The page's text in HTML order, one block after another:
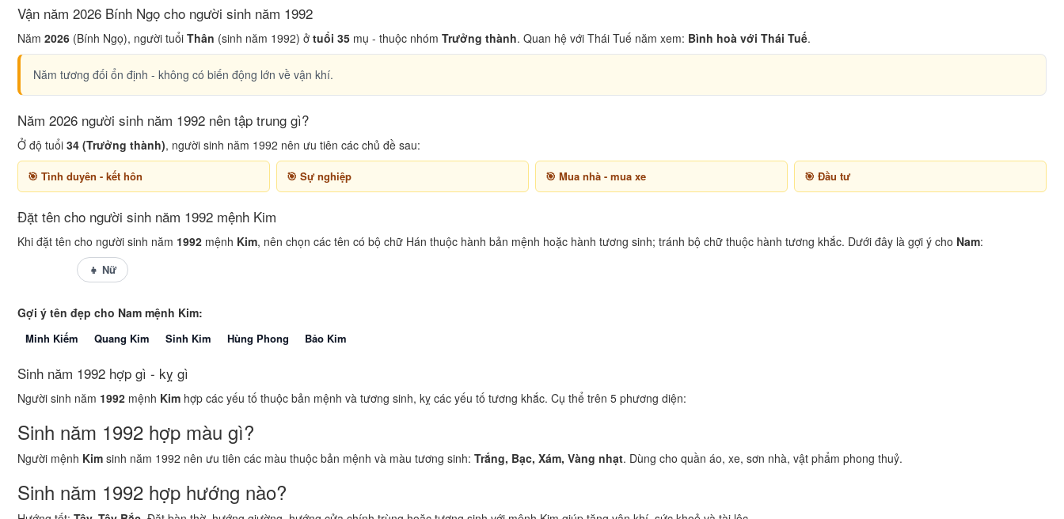
Vận năm 2026 Bính Ngọ cho người sinh năm 1992
Năm 2026 (Bính Ngọ), người tuổi Thân (sinh năm 1992) ở tuổi 35 mụ - thuộc nhóm Trưởng thành. Quan hệ với Thái Tuế năm xem: Bình hoà với Thái Tuế.
Năm tương đối ổn định - không có biến động lớn về vận khí.
Năm 2026 người sinh năm 1992 nên tập trung gì?
Ở độ tuổi 34 (Trưởng thành), người sinh năm 1992 nên ưu tiên các chủ đề sau:
Tình duyên - kết hôn Sự nghiệp Mua nhà - mua xe Đầu tư
Đặt tên cho người sinh năm 1992 mệnh Kim
Khi đặt tên cho người sinh năm 1992 mệnh Kim, nên chọn các tên có bộ chữ Hán thuộc hành bản mệnh hoặc hành tương sinh; tránh bộ chữ thuộc hành tương khắc. Dưới đây là gợi ý cho Nam:
👧 Nữ
Gợi ý tên đẹp cho Nam mệnh Kim:
Minh Kiếm Quang Kim Sinh Kim Hùng Phong Bảo Kim
Sinh năm 1992 hợp gì - kỵ gì
Người sinh năm 1992 mệnh Kim hợp các yếu tố thuộc bản mệnh và tương sinh, kỵ các yếu tố tương khắc. Cụ thể trên 5 phương diện:
Sinh năm 1992 hợp màu gì?
Người mệnh Kim sinh năm 1992 nên ưu tiên các màu thuộc bản mệnh và màu tương sinh: Trắng, Bạc, Xám, Vàng nhạt. Dùng cho quần áo, xe, sơn nhà, vật phẩm phong thuỷ.
Sinh năm 1992 hợp hướng nào?